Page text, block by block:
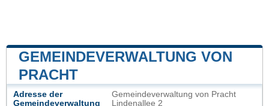
GEMEINDEVERWALTUNG VON
PRACHT
Adresse der
Gemeindeverwaltung
Gemeindeverwaltung von Pracht
Lindenallee 2